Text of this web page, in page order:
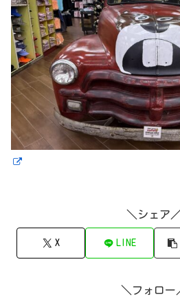
＼シェア／
X LINE
＼フォロー